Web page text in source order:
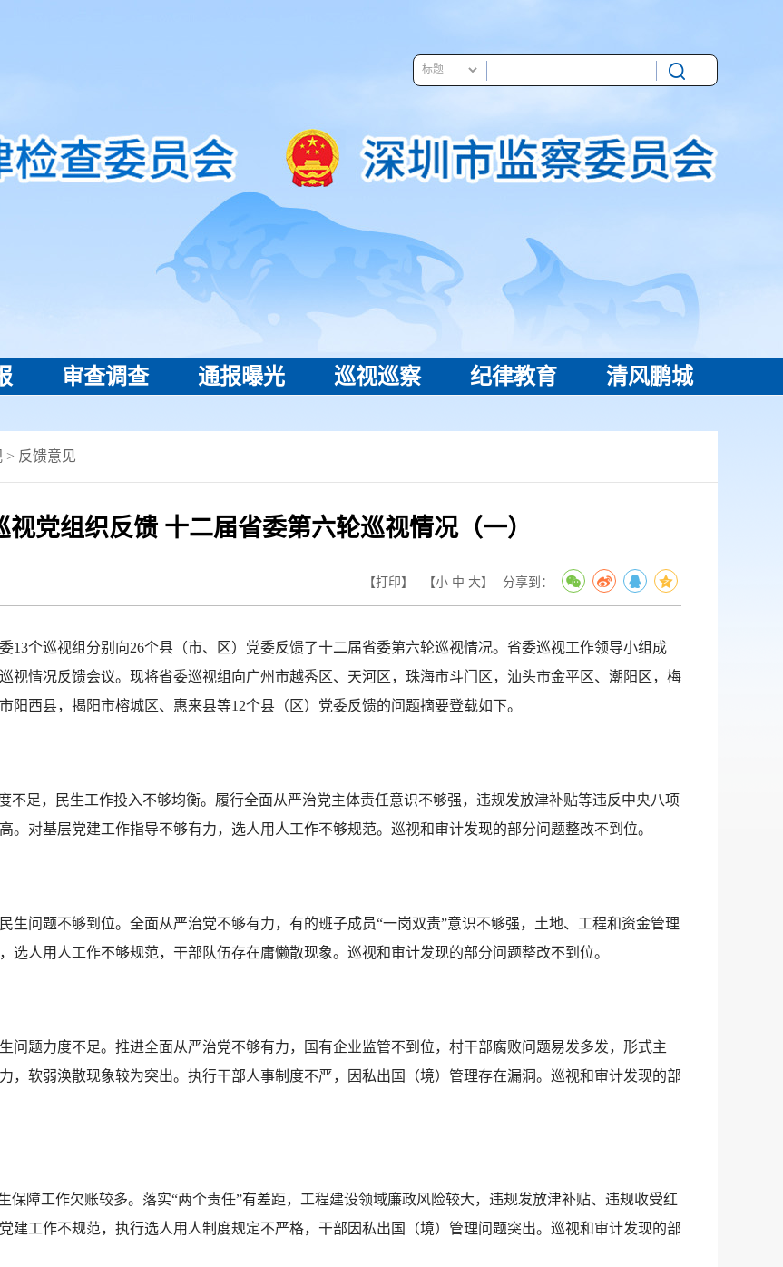
审查调查 通报曝光 巡视巡察 纪律教育 清风鹏城
> 反馈意见
党组织反馈 十二届省委第六轮巡视情况（一）
【打印】 【小 中 大】 分享到：
13个巡视组分别向26个县（市、区）党委反馈了十二届省委第六轮巡视情况。省委巡视工作领导小组成
视情况反馈会议。现将省委巡视组向广州市越秀区、天河区，珠海市斗门区，汕头市金平区、潮阳区，梅
西县，揭阳市榕城区、惠来县等12个县（区）党委反馈的问题摘要登载如下。
不足，民生工作投入不够均衡。履行全面从严治党主体责任意识不够强，违规发放津补贴等违反中央八项
。对基层党建工作指导不够有力，选人用人工作不够规范。巡视和审计发现的部分问题整改不到位。
生问题不够到位。全面从严治党不够有力，有的班子成员“一岗双责”意识不够强，土地、工程和资金管理
人用人工作不够规范，干部队伍存在庸懒散现象。巡视和审计发现的部分问题整改不到位。
问题力度不足。推进全面从严治党不够有力，国有企业监管不到位，村干部腐败问题易发多发，形式主
，软弱涣散现象较为突出。执行干部人事制度不严，因私出国（境）管理存在漏洞。巡视和审计发现的部
保障工作欠账较多。落实“两个责任”有差距，工程建设领域廉政风险较大，违规发放津补贴、违规收受红
建工作不规范，执行选人用人制度规定不严格，干部因私出国（境）管理问题突出。巡视和审计发现的部